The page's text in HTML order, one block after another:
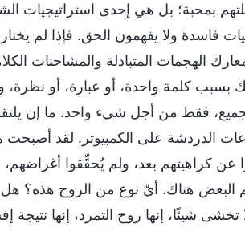
بمحبة؛ بل هي إحدى استراتيجيات
فاسدة ولا يفهمون الحق. فإذا لم
الهجمات المتبادلة والمشاحنات
بسبب كلمة واحدة، أو عبارة، أو
فقط من أجل شيء واحد. ما إن
الدردشة على الكمبيوتر. لقد أصبحت
عن كراهيتهم بعد، ولم يُحقِّقوا
البعض هناك. أيّ نوع من الروح هذه؟ هل
تخشى شيئًا، إنها روح التمرد، إنها